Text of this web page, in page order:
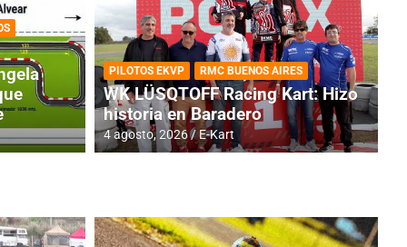
Horarios para la
PILOTOS EKVP RMC BUENOS AIRES
WK LÜSQTOFF Racing Kart: Hizo
historia en Baradero
4 agosto, 2026 E-Kart